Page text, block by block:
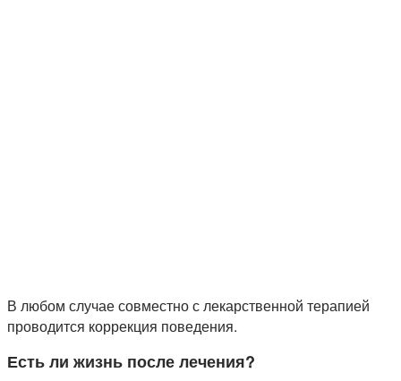
В любом случае совместно с лекарственной терапией
проводится коррекция поведения.
Есть ли жизнь после лечения?